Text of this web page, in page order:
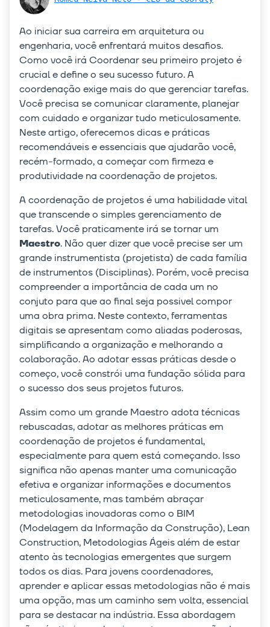
Ao iniciar sua carreira em arquitetura ou
engenharia, você enfrentará muitos desafios.
Como você irá Coordenar seu primeiro projeto é
crucial e define o seu sucesso futuro. A
coordenação exige mais do que gerenciar tarefas.
Você precisa se comunicar claramente, planejar
com cuidado e organizar tudo meticulosamente.
Neste artigo, oferecemos dicas e práticas
recomendáveis e essenciais que ajudarão você,
recém-formado, a começar com firmeza e
produtividade na coordenação de projetos.
A coordenação de projetos é uma habilidade vital
que transcende o simples gerenciamento de
tarefas. Você praticamente irá se tornar um
Maestro. Não quer dizer que você precise ser um
grande instrumentista (projetista) de cada família
de instrumentos (Disciplinas). Porém, você precisa
compreender a importância de cada um no
conjuto para que ao final seja possivel compor
uma obra prima. Neste contexto, ferramentas
digitais se apresentam como aliadas poderosas,
simplificando a organização e melhorando a
colaboração. Ao adotar essas práticas desde o
começo, você constrói uma fundação sólida para
o sucesso dos seus projetos futuros.
Assim como um grande Maestro adota técnicas
rebuscadas, adotar as melhores práticas em
coordenação de projetos é fundamental,
especialmente para quem está começando. Isso
significa não apenas manter uma comunicação
efetiva e organizar informações e documentos
meticulosamente, mas também abraçar
metodologias inovadoras como o BIM
(Modelagem da Informação da Construção), Lean
Construction, Metodologias Ágeis além de estar
atento às tecnologias emergentes que surgem
todos os dias. Para jovens coordenadores,
aprender e aplicar essas metodologias não é mais
uma opção, mas um caminho sem volta, essencial
para se destacar na indústria. Essa abordagem